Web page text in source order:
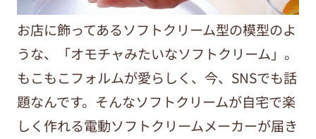
お店に飾ってあるソフトクリーム型の模型のよ
うな、「オモチャみたいなソフトクリーム」。
もこもこフォルムが愛らしく、今、SNSでも話
題なんです。そんなソフトクリームが自宅で楽
しく作れる電動ソフトクリームメーカーが届き